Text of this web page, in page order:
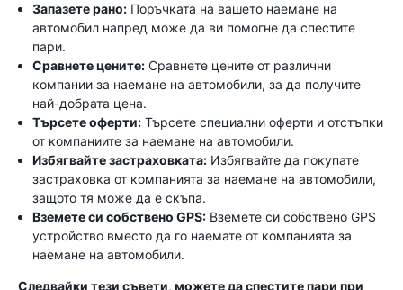
Запазете рано: Поръчката на вашето наемане на
автомобил напред може да ви помогне да спестите
пари.
Сравнете цените: Сравнете цените от различни
компании за наемане на автомобили, за да получите
най-добрата цена.
Търсете оферти: Търсете специални оферти и отстъпки
от компаниите за наемане на автомобили.
Избягвайте застраховката: Избягвайте да покупате
застраховка от компанията за наемане на автомобили,
защото тя може да е скъпа.
Вземете си собствено GPS: Вземете си собствено GPS
устройство вместо да го наемате от компанията за
наемане на автомобили.
Следвайки тези съвети, можете да спестите пари при